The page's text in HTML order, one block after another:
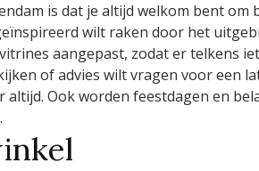
is dat je altijd welkom bent
wilt raken door het
aangepast, zodat er telkens
of advies wilt vragen voor een
altijd. Ook worden feestdagen en